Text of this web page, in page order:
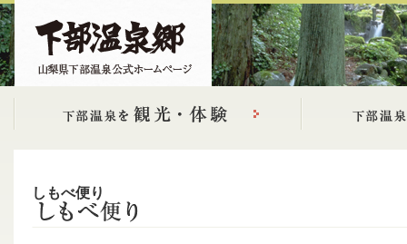
しもべ便り